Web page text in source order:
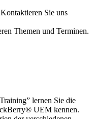
Sie uns
Themen und Terminen.
lernen Sie die
UEM kennen.